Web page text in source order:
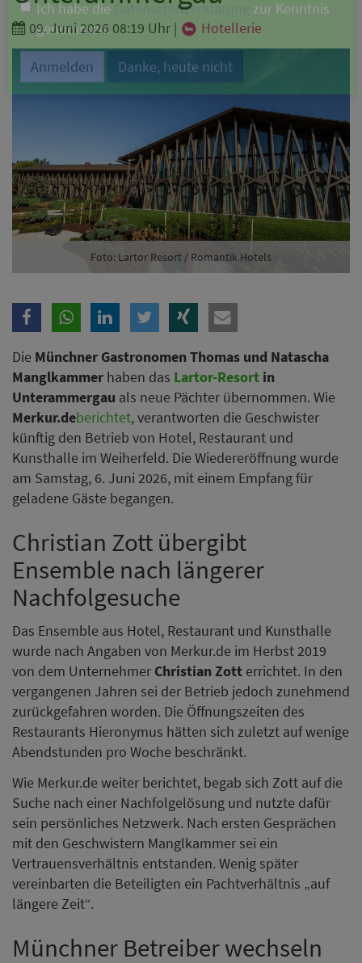
09. Juni 2026 08:19 Uhr | Hotellerie
Foto: Lartor Resort / Romantik Hotels
Die Münchner Gastronomen Thomas und Natascha
Manglkammer haben das Lartor-Resort in
Unterammergau als neue Pächter übernommen. Wie
Merkur.deberichtet, verantworten die Geschwister
künftig den Betrieb von Hotel, Restaurant und
Kunsthalle im Weiherfeld. Die Wiedereröffnung wurde
am Samstag, 6. Juni 2026, mit einem Empfang für
geladene Gäste begangen.
Christian Zott übergibt
Ensemble nach längerer
Nachfolgesuche
Das Ensemble aus Hotel, Restaurant und Kunsthalle
wurde nach Angaben von Merkur.de im Herbst 2019
von dem Unternehmer Christian Zott errichtet. In den
vergangenen Jahren sei der Betrieb jedoch zunehmend
zurückgefahren worden. Die Öffnungszeiten des
Restaurants Hieronymus hätten sich zuletzt auf wenige
Abendstunden pro Woche beschränkt.
Wie Merkur.de weiter berichtet, begab sich Zott auf die
Suche nach einer Nachfolgelösung und nutzte dafür
sein persönliches Netzwerk. Nach ersten Gesprächen
mit den Geschwistern Manglkammer sei ein
Vertrauensverhältnis entstanden. Wenig später
vereinbarten die Beteiligten ein Pachtverhältnis „auf
längere Zeit“.
Münchner Betreiber wechseln
Branche
Ich möchte folgende Newsletter erhalten
Tageskarte-Newsletter (gegen 8.30 Uhr)
Datenschutzerklärungzur Kenntnis
genommen.
Anmelden Danke, heute nicht